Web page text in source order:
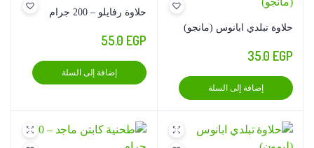
المنتج.
على
حلاوة تبلدي ابانوس (مانجو)
35.0 EGP
إضافة إلى السلة
حلاوة رفايلو – 200 جرام
55.0 EGP
إضافة إلى السلة